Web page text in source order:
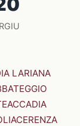
LARIANA
ACCADIA
ACERENZA